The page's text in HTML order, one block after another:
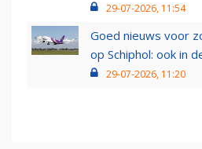
29-07-2026, 11:54
Goed nieuws voor
op Schiphol: ook in
29-07-2026, 11:20